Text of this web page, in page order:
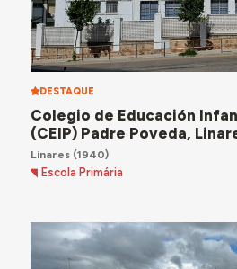
DESTAQUE
Colegio de Educación
(CEIP) Padre Poveda,
Linares(1940)
Escola Primária